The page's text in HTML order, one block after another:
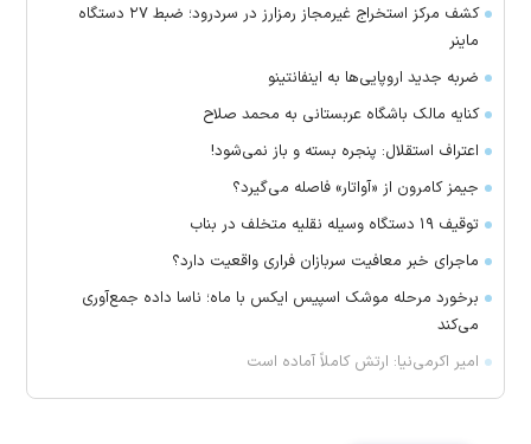
کشف مرکز استخراج غیرمجاز رمزارز در سردرود؛ ضبط ۲۷ دستگاه
ماینر
ضربه جدید اروپایی‌ها به اینفانتینو
کنایه مالک باشگاه عربستانی به محمد صلاح
اعتراف استقلال: پنجره بسته و باز نمی‌شود!
جیمز کامرون از «آواتار» فاصله می‌گیرد؟
توقیف ۱۹ دستگاه وسیله نقلیه متخلف در بناب
ماجرای خبر معافیت سربازان فراری واقعیت دارد؟
برخورد مرحله موشک اسپیس ایکس با ماه؛ ناسا داده جمع‌آوری
می‌کند
امیر اکرمی‌نیا: ارتش کاملاً آماده است